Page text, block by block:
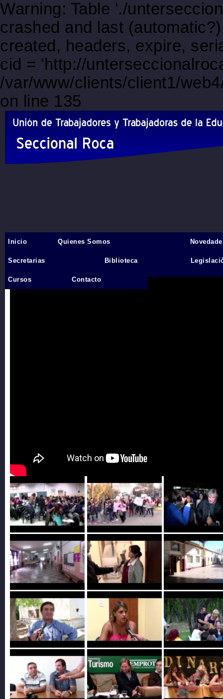
Warning: Table './
crashed and last
created, headers, expire,
cid = 'http://
/var/www/clients/client1/
on line 135
Inicio
Inicio Quienes Somos
Secretarias Biblioteca
Cursos Contacto